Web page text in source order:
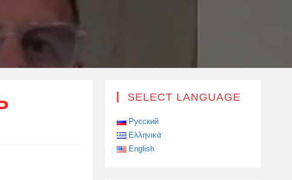
SELECT LANGUAGE
Русский
Ελληνικά
English